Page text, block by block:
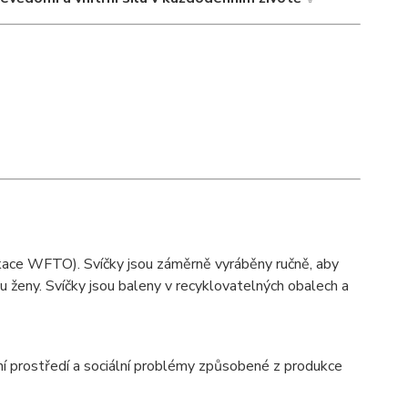
WFTO). Svíčky jsou záměrně vyráběny ručně, aby
Svíčky jsou baleny v recyklovatelných obalech a
prostředí a sociální problémy způsobené z produkce